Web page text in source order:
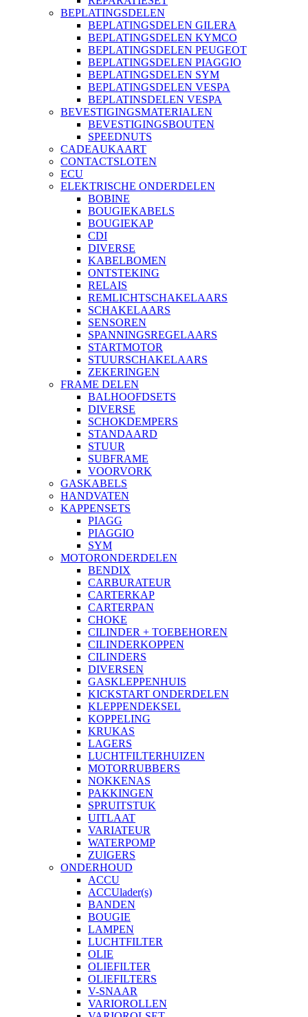
BEPLATINGSDELEN
BEPLATINGSDELEN GILERA
BEPLATINGSDELEN KYMCO
BEPLATINGSDELEN PEUGEOT
BEPLATINGSDELEN PIAGGIO
BEPLATINGSDELEN SYM
BEPLATINGSDELEN VESPA
BEPLATINSDELEN VESPA
BEVESTIGINGSMATERIALEN
BEVESTIGINGSBOUTEN
SPEEDNUTS
CADEAUKAART
CONTACTSLOTEN
ECU
ELEKTRISCHE ONDERDELEN
BOBINE
BOUGIEKABELS
BOUGIEKAP
CDI
DIVERSE
KABELBOMEN
ONTSTEKING
RELAIS
REMLICHTSCHAKELAARS
SCHAKELAARS
SENSOREN
SPANNINGSREGELAARS
STARTMOTOR
STUURSCHAKELAARS
ZEKERINGEN
FRAME DELEN
BALHOOFDSETS
DIVERSE
SCHOKDEMPERS
STANDAARD
STUUR
SUBFRAME
VOORVORK
GASKABELS
HANDVATEN
KAPPENSETS
PIAGG
PIAGGIO
SYM
MOTORONDERDELEN
BENDIX
CARBURATEUR
CARTERKAP
CARTERPAN
CHOKE
CILINDER + TOEBEHOREN
CILINDERKOPPEN
CILINDERS
DIVERSEN
GASKLEPPENHUIS
KICKSTART ONDERDELEN
KLEPPENDEKSEL
KOPPELING
KRUKAS
LAGERS
LUCHTFILTERHUIZEN
MOTORRUBBERS
NOKKENAS
PAKKINGEN
SPRUITSTUK
UITLAAT
VARIATEUR
WATERPOMP
ZUIGERS
ONDERHOUD
ACCU
ACCUlader(s)
BANDEN
BOUGIE
LAMPEN
LUCHTFILTER
OLIE
OLIEFILTER
OLIEFILTERS
V-SNAAR
VARIOROLLEN